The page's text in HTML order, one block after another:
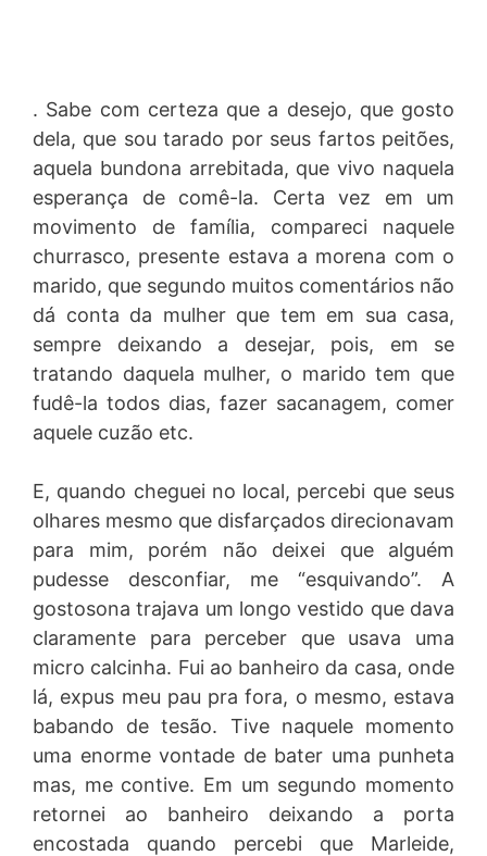
. Sabe com certeza que a desejo, que gosto
dela, que sou tarado por seus fartos peitões,
aquela bundona arrebitada, que vivo naquela
esperança de comê-la. Certa vez em um
movimento de família, compareci naquele
churrasco, presente estava a morena com o
marido, que segundo muitos comentários não
dá conta da mulher que tem em sua casa,
sempre deixando a desejar, pois, em se
tratando daquela mulher, o marido tem que
fudê-la todos dias, fazer sacanagem, comer
aquele cuzão etc.
E, quando cheguei no local, percebi que seus
olhares mesmo que disfarçados direcionavam
para mim, porém não deixei que alguém
pudesse desconfiar, me “esquivando”. A
gostosona trajava um longo vestido que dava
claramente para perceber que usava uma
micro calcinha. Fui ao banheiro da casa, onde
lá, expus meu pau pra fora, o mesmo, estava
babando de tesão. Tive naquele momento
uma enorme vontade de bater uma punheta
mas, me contive. Em um segundo momento
retornei ao banheiro deixando a porta
encostada quando percebi que Marleide,